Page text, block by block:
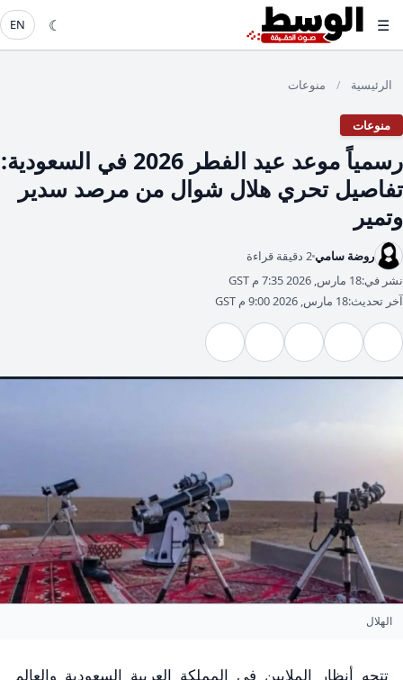
☰
☾
EN
الرئيسية / منوعات
منوعات
رسمياً موعد عيد الفطر 2026 في السعودية:
تفاصيل تحري هلال شوال من مرصد سدير
وتمير
روضة سامي2 دقيقة قراءة
نشر في:18 مارس, 2026 7:35 م GST
آخر تحديث:18 مارس, 2026 9:00 م GST
الهلال
تتجه أنظار الملايين في المملكة العربية السعودية والعالم